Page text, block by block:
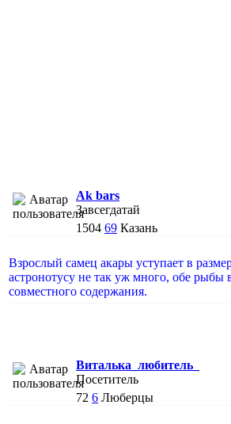
Ak bars
Завсегдатай
1504 69 Казань
Взрослый самец акары уступает в
астронотусу не так уж много, обе рыбы
совместного содержания.
Виталька_любитель_
Посетитель
72 6 Люберцы